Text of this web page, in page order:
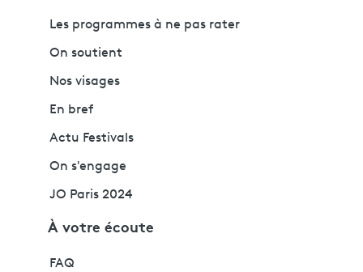
Les programmes à ne pas rater
On soutient
Nos visages
En bref
Actu Festivals
On s'engage
JO Paris 2024
À votre écoute
FAQ